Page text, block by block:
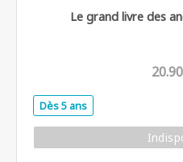
Le grand livre des
Dès 5 ans